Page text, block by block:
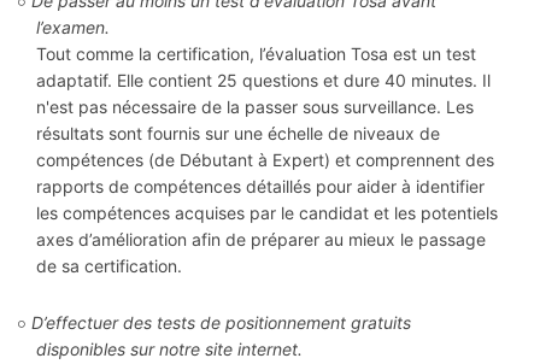
l’examen.
Tout comme la certification, l’évaluation Tosa est un test
adaptatif. Elle contient 25 questions et dure 40 minutes. Il
n'est pas nécessaire de la passer sous surveillance. Les
résultats sont fournis sur une échelle de niveaux de
compétences (de Débutant à Expert) et comprennent des
rapports de compétences détaillés pour aider à identifier
les compétences acquises par le candidat et les potentiels
axes d’amélioration afin de préparer au mieux le passage
de sa certification.
D’effectuer des tests de positionnement gratuits
disponibles sur notre site internet.